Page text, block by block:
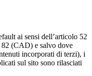
ai sensi dell’articolo 52
(CAD) e salvo dove
incorporati di terzi), i
sul sito sono rilasciati